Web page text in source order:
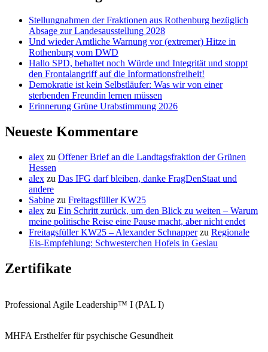
Stellungnahmen der Fraktionen aus Rothenburg bezüglich
Absage zur Landesausstellung 2028
Und wieder Amtliche Warnung vor (extremer) Hitze in
Rothenburg vom DWD
Hallo SPD, behaltet noch Würde und Integrität und stoppt
den Frontalangriff auf die Informationsfreiheit!
Demokratie ist kein Selbstläufer: Was wir von einer
sterbenden Freundin lernen müssen
Erinnerung Grüne Urabstimmung 2026
Neueste Kommentare
alex zu Offener Brief an die Landtagsfraktion der Grünen
Hessen
alex zu Das IFG darf bleiben, danke FragDenStaat und
andere
Sabine zu Freitagsfüller KW25
alex zu Ein Schritt zurück, um den Blick zu weiten – Warum
meine politische Reise eine Pause macht, aber nicht endet
Freitagsfüller KW25 – Alexander Schnapperzu Regionale
Eis-Empfehlung: Schwesterchen Hofeis in Geslau
Zertifikate
Professional Agile Leadership™ I (PAL I)
MHFA Ersthelfer für psychische Gesundheit